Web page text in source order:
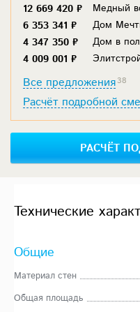
12 669 420 ₽
Медный
6 353 341 ₽
Дом
4 347 350 ₽
Дом в
4 009 001 ₽
Все предложения38
Расчёт подробной
РАСЧЁТ
Технические
Общие
Материал стен
Общая площадь